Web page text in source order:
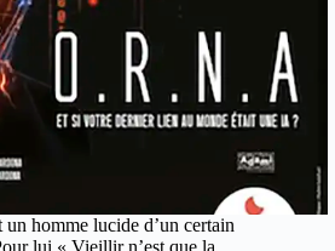
homme lucide d’un certain
lui « Vieillir n’est que la